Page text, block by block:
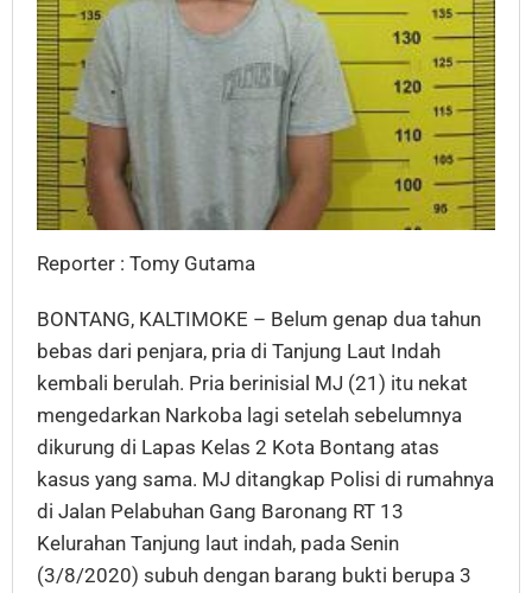
Reporter : Tomy Gutama
BONTANG, KALTIMOKE – Belum genap dua tahun
bebas dari penjara, pria di Tanjung Laut Indah
kembali berulah. Pria berinisial MJ (21) itu nekat
mengedarkan Narkoba lagi setelah sebelumnya
dikurung di Lapas Kelas 2 Kota Bontang atas
kasus yang sama. MJ ditangkap Polisi di rumahnya
di Jalan Pelabuhan Gang Baronang RT 13
Kelurahan Tanjung laut indah, pada Senin
(3/8/2020) subuh dengan barang bukti berupa 3